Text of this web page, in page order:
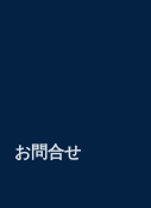
お問合せ